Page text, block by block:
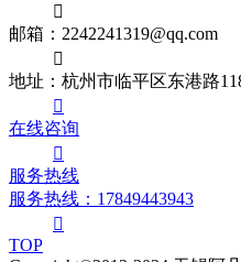

邮箱：2242241319@qq.com

地址：杭州市临平区东港路

在线咨询

服务热线
服务热线：17849443943

TOP